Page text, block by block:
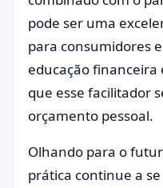
pode ser uma
para consumidores
educação financeira
que esse facilitador
orçamento pessoal.
Olhando para o
prática continue a